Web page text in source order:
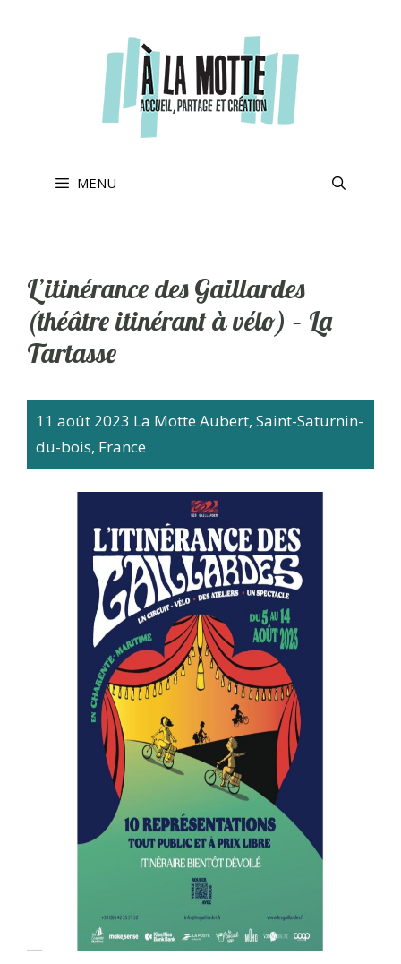
MENU
L’itinérance des Gaillardes
(théâtre itinérant à vélo) – La
Tartasse
11 août 2023 La Motte Aubert, Saint-Saturnin-
du-bois, France